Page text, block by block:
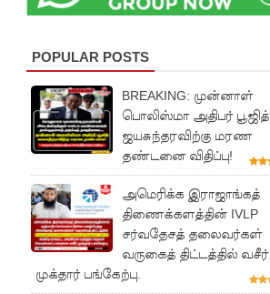
POPULAR POSTS
BREAKING: முன்னாள்
பொலிஸ்மா அதிபர் பூஜித்
ஜயசுந்தரவிற்கு மரண
தண்டனை விதிப்பு!
அமெரிக்க இராஜாங்கத்
திணைக்களத்தின் IVLP
சர்வதேசத் தலைவர்கள்
வருகைத் திட்டத்தில் வசீர்
முக்தார் பங்கேற்பு.